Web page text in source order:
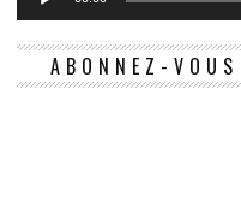
ABONNEZ-